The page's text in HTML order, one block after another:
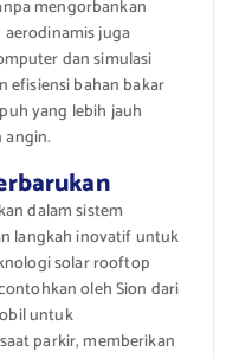
mengorbankan
aerodinamis juga
dan simulasi
efisiensi bahan bakar
yang lebih jauh
dalam sistem
langkah inovatif untuk
solar rooftop
oleh Sion dari
untuk
parkir, memberikan